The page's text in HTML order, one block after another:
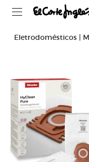
Eletrodomésticos |